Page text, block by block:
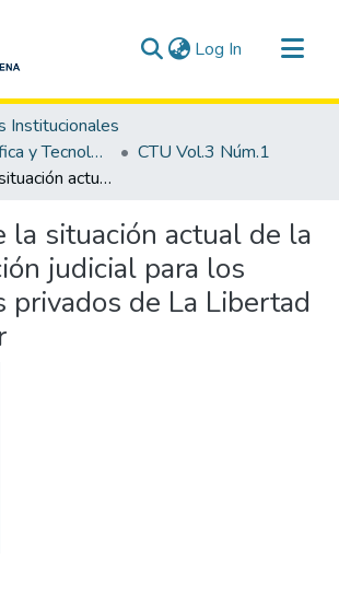
Log In (current)
Institucionales
Revista Científica y Tecnológica UPSE - CTU
CTU Vol.3 Núm.1
Análisis de la situación actual de la interpretación judicial para los extranjeros privados de La Libertad en Ecuador
la situación actual de la
judicial para los
privados de La Libertad